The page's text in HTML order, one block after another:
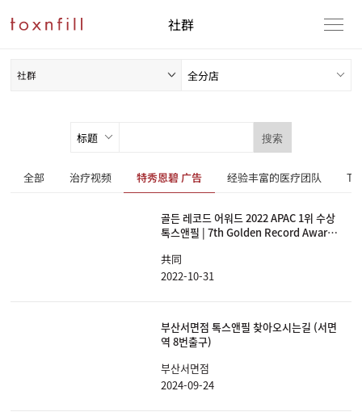
社群
社群
搜索
全部 治疗视频 特秀恩碧 广告 经验丰富的医疗团队
골든 레코드 어워드 2022 APAC 1위 수상
톡스앤필 | 7th Golden Record Award
APAC 1st
共同
2022-10-31
부산서면점 톡스앤필 찾아오시는길 (서면
역 8번출구)
부산서면점
2024-09-24